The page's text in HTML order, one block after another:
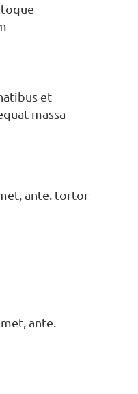
et
massa
ante. tortor
ante.